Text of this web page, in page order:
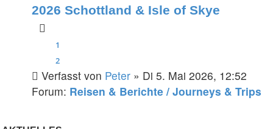
2026 Schottland & Isle of Skye
1
2
Verfasst von Peter » Di 5. Mai 2026, 12:52
Forum: Reisen & Berichte / Journeys & Trips